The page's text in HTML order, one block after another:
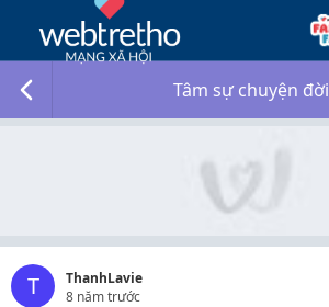
Tâm sự chuyện đời
T
ThanhLavie
8 năm trước